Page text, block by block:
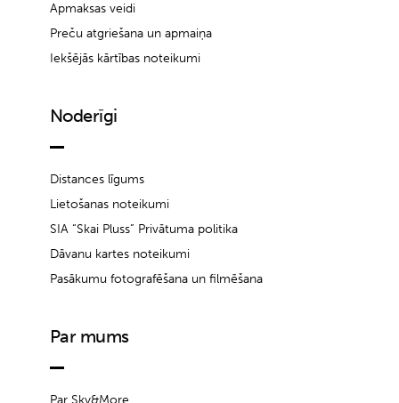
Apmaksas veidi
Preču atgriešana un apmaiņa
Iekšējās kārtības noteikumi
Noderīgi
Distances līgums
Lietošanas noteikumi
SIA “Skai Pluss” Privātuma politika
Dāvanu kartes noteikumi
Pasākumu fotografēšana un filmēšana
Par mums